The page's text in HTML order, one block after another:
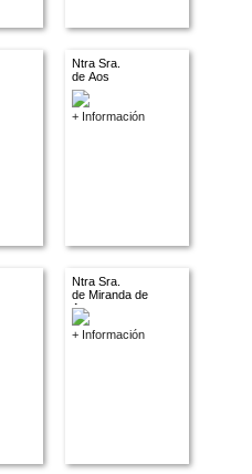
Ntra Sra.
de Aos
+ Información
Ntra Sra.
de Miranda de
Arga
+ Información